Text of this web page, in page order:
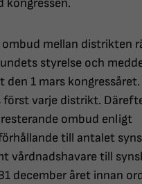
kongressen.
ombud mellan distrikten
styrelse och
den 1 mars
varje distrikt.
ombud enligt
till antalet
vårdnadshavare till
december året innan